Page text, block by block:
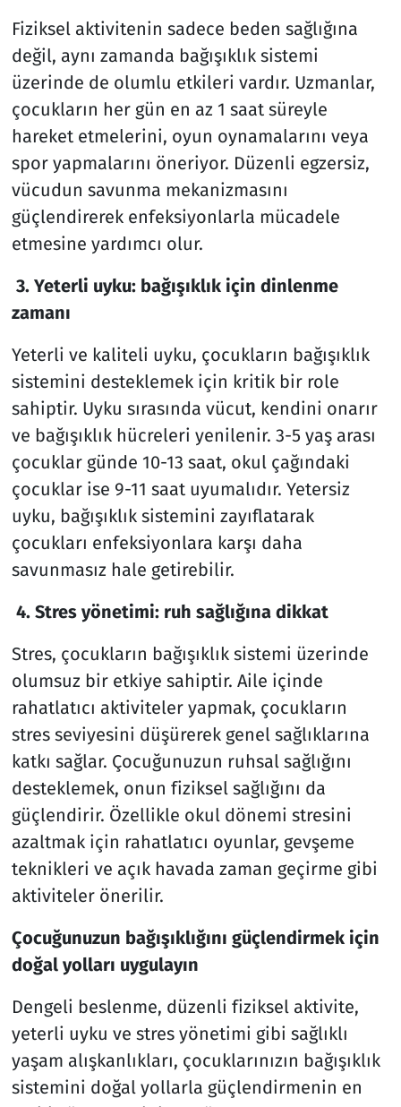
Fiziksel aktivitenin sadece beden sağlığına
değil, aynı zamanda bağışıklık sistemi
üzerinde de olumlu etkileri vardır. Uzmanlar,
çocukların her gün en az 1 saat süreyle
hareket etmelerini, oyun oynamalarını veya
spor yapmalarını öneriyor. Düzenli egzersiz,
vücudun savunma mekanizmasını
güçlendirerek enfeksiyonlarla mücadele
etmesine yardımcı olur.
3. Yeterli uyku: bağışıklık için dinlenme
zamanı
Yeterli ve kaliteli uyku, çocukların bağışıklık
sistemini desteklemek için kritik bir role
sahiptir. Uyku sırasında vücut, kendini onarır
ve bağışıklık hücreleri yenilenir. 3-5 yaş arası
çocuklar günde 10-13 saat, okul çağındaki
çocuklar ise 9-11 saat uyumalıdır. Yetersiz
uyku, bağışıklık sistemini zayıflatarak
çocukları enfeksiyonlara karşı daha
savunmasız hale getirebilir.
4. Stres yönetimi: ruh sağlığına dikkat
Stres, çocukların bağışıklık sistemi üzerinde
olumsuz bir etkiye sahiptir. Aile içinde
rahatlatıcı aktiviteler yapmak, çocukların
stres seviyesini düşürerek genel sağlıklarına
katkı sağlar. Çocuğunuzun ruhsal sağlığını
desteklemek, onun fiziksel sağlığını da
güçlendirir. Özellikle okul dönemi stresini
azaltmak için rahatlatıcı oyunlar, gevşeme
teknikleri ve açık havada zaman geçirme gibi
aktiviteler önerilir.
Çocuğunuzun bağışıklığını güçlendirmek için
doğal yolları uygulayın
Dengeli beslenme, düzenli fiziksel aktivite,
yeterli uyku ve stres yönetimi gibi sağlıklı
yaşam alışkanlıkları, çocuklarınızın bağışıklık
sistemini doğal yollarla güçlendirmenin en